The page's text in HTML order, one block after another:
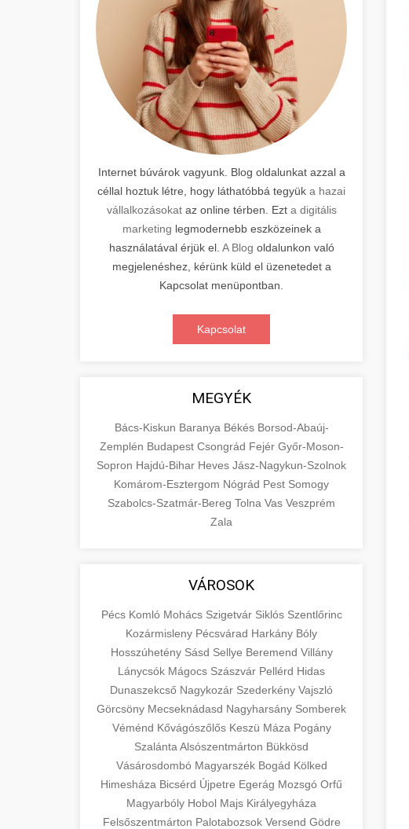
Internet búvárok vagyunk. Blog oldalunkat azzal a
céllal hoztuk létre, hogy láthatóbbá tegyük a hazai
vállalkozásokataz online térben. Ezt a digitális
marketing legmodernebb eszközeinek a
használatával érjük el. A Blog oldalunkon való
megjelenéshez, kérünk küld el üzenetedet a
Kapcsolat menüpontban.
Kapcsolat
MEGYÉK
Bács-Kiskun Baranya Békés Borsod-Abaúj-
Zemplén Budapest Csongrád Fejér Győr-Moson-
Sopron Hajdú-Bihar Heves Jász-Nagykun-Szolnok
Komárom-Esztergom Nógrád Pest Somogy
Szabolcs-Szatmár-Bereg Tolna Vas Veszprém
Zala
VÁROSOK
Pécs Komló Mohács Szigetvár Siklós Szentlőrinc
Kozármisleny Pécsvárad Harkány Bóly
Hosszúhetény Sásd Sellye Beremend Villány
Lánycsók Mágocs Szászvár Pellérd Hidas
Dunaszekcső Nagykozár Szederkény Vajszló
Görcsöny Mecseknádasd Nagyharsány Somberek
Véménd Kővágószőlős Keszü Máza Pogány
Szalánta Alsószentmárton Bükkösd
Vásárosdombó Magyarszék Bogád Kölked
Himesháza Bicsérd Újpetre Egerág Mozsgó Orfű
Magyarbóly Hobol Majs Királyegyháza
Felsőszentmárton Palotabozsok Versend Gödre